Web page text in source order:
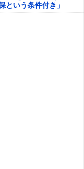
いう条件付き」